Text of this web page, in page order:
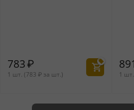
783₽
1 шт. (783 ₽ за шт.) 1